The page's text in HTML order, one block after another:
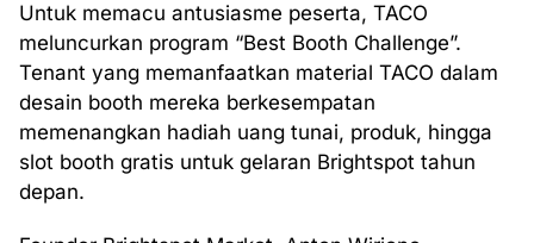
Untuk memacu antusiasme peserta, TACO
meluncurkan program “Best Booth Challenge”.
Tenant yang memanfaatkan material TACO dalam
desain booth mereka berkesempatan
memenangkan hadiah uang tunai, produk, hingga
slot booth gratis untuk gelaran Brightspot tahun
depan.